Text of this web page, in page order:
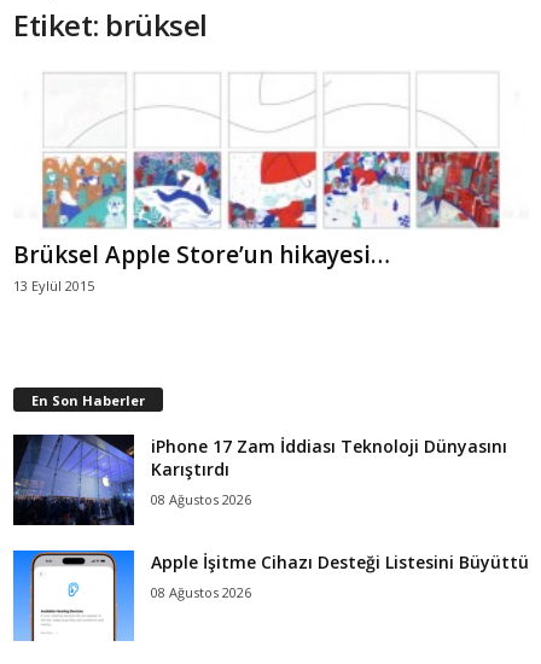
Etiket: brüksel
Brüksel Apple Store’un hikayesi…
13 Eylül 2015
En Son Haberler
iPhone 17 Zam İddiası Teknoloji Dünyasını
Karıştırdı
08 Ağustos 2026
Apple İşitme Cihazı Desteği Listesini Büyüttü
08 Ağustos 2026